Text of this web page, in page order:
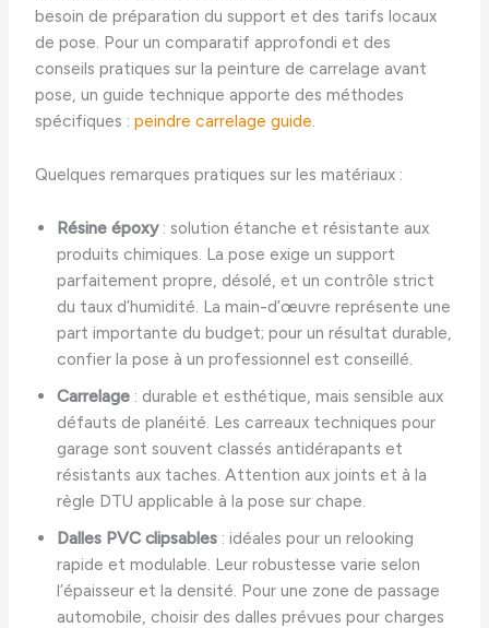
besoin de préparation du support et des tarifs locaux
de pose. Pour un comparatif approfondi et des
conseils pratiques sur la peinture de carrelage avant
pose, un guide technique apporte des méthodes
spécifiques :peindre carrelage guide.
Quelques remarques pratiques sur les matériaux :
Résine époxy: solution étanche et résistante aux
produits chimiques. La pose exige un support
parfaitement propre, désolé, et un contrôle strict
du taux d’humidité. La main-d’œuvre représente une
part importante du budget; pour un résultat durable,
confier la pose à un professionnel est conseillé.
Carrelage : durable et esthétique, mais sensible aux
défauts de planéité. Les carreaux techniques pour
garage sont souvent classés antidérapants et
résistants aux taches. Attention aux joints et à la
règle DTU applicable à la pose sur chape.
Dalles PVC clipsables : idéales pour un relooking
rapide et modulable. Leur robustesse varie selon
l’épaisseur et la densité. Pour une zone de passage
automobile, choisir des dalles prévues pour charges